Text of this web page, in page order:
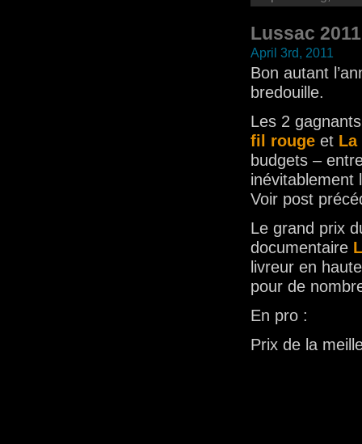
Lussac
April 3rd, 2011
Bon autant
bredouille.
Les 2
fil rouge et
budgets –
inévitablement
Voir post
Le grand prix
documentaire
livreur en
pour de
En pro :
Prix de la